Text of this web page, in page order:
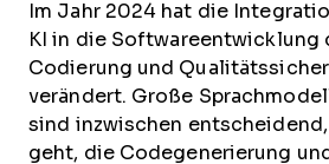
Im Jahr 2024 hat die
KI in die Softwareentwicklung
Codierung und
verändert. Große
sind inzwischen entscheidend,
geht, die Codegenerierung